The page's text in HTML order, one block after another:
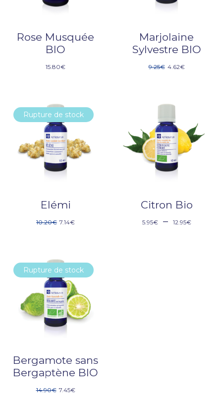
Rose Musquée
BIO
15.80€
Marjolaine
Sylvestre BIO
9.25€ 4.62€
-30%
Rupture de stock
Elémi
10.20€ 7.14€
Citron Bio
5.95€ – 12.95€
-50%
Rupture de stock
Bergamote sans
Bergaptène BIO
14.90€ 7.45€